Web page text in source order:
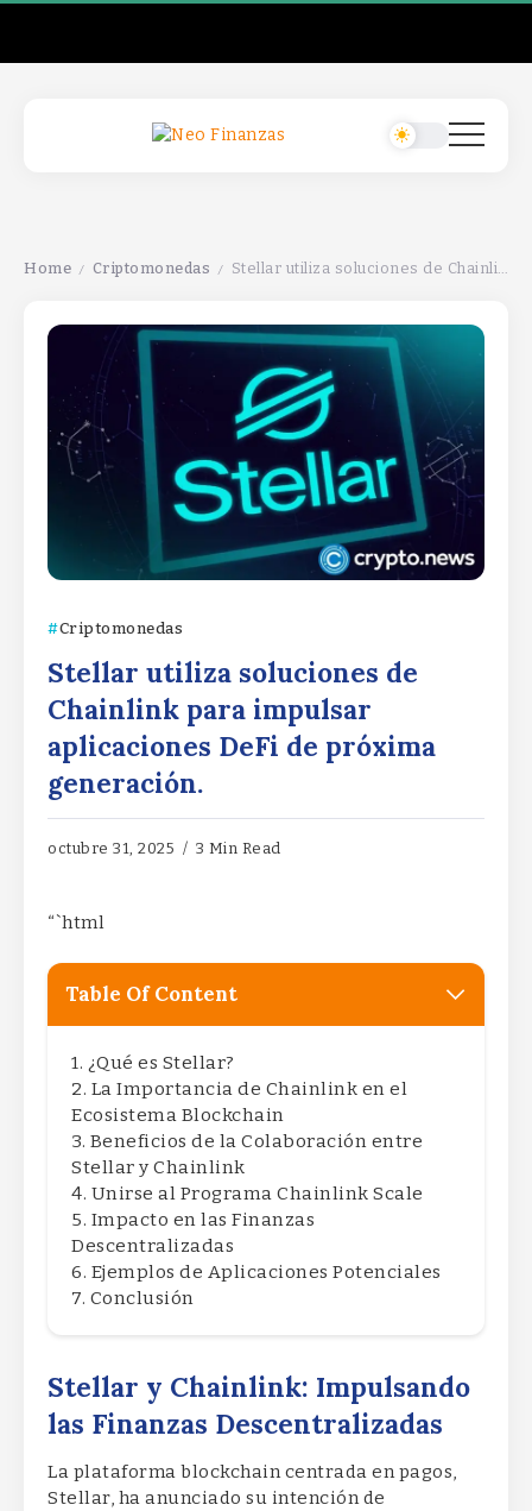
Home / Criptomonedas / Stellar utiliza soluciones de Chainlink para impulsar aplicaciones DeFi de próxima generación.
Criptomonedas
Stellar utiliza soluciones de
Chainlink para impulsar
aplicaciones DeFi de próxima
generación.
octubre 31, 2025 3 Min Read
“`html
Table Of Content
¿Qué es Stellar?
La Importancia de Chainlink en el
Ecosistema Blockchain
Beneficios de la Colaboración entre
Stellar y Chainlink
Unirse al Programa Chainlink Scale
Impacto en las Finanzas
Descentralizadas
Ejemplos de Aplicaciones Potenciales
Conclusión
Stellar y Chainlink: Impulsando
las Finanzas Descentralizadas
La plataforma blockchain centrada en pagos,
Stellar, ha anunciado su intención de